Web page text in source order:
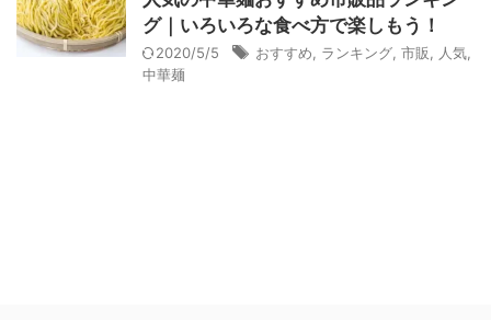
グ｜いろいろな食べ方で楽しもう！
2020/5/5 おすすめ ランキング 市販 人気
中華麺